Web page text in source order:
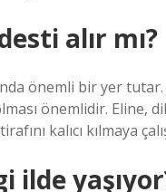
alır mı?
önemli bir yer
önemlidir. Eline,
kalıcı kılmaya
ilde